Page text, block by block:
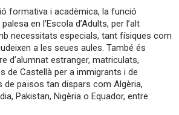
formativa i acadèmica, la funció
en l’Escola d’Adults, per l’alt
necessitats especials, tant físiques com
a les seues aules. També és
d’alumnat estranger, matriculats,
de Castellà per a immigrants i de
de països tan dispars com Algèria,
Pakistan, Nigèria o Equador, entre